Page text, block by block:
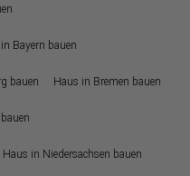
Bayern bauen
bauen Haus in Bremen bauen
Haus in Niedersachsen bauen